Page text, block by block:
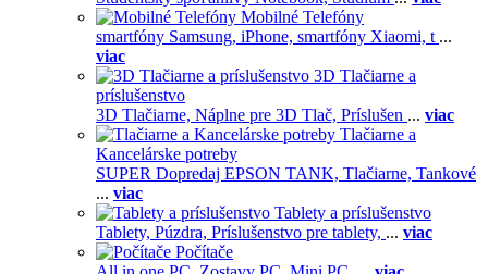
Mobilné Telefóny
smartfóny Samsung, iPhone, smartfóny Xiaomi, t ...
viac
3D Tlačiarne a
príslušenstvo
3D Tlačiarne, Náplne pre 3D Tlač, Príslušen ... viac
Tlačiarne a
Kancelárske potreby
SUPER Dopredaj EPSON TANK, Tlačiarne, Tankové
... viac
Tablety a príslušenstvo
Tablety, Púzdra, Príslušenstvo pre tablety, ... viac
Počítače